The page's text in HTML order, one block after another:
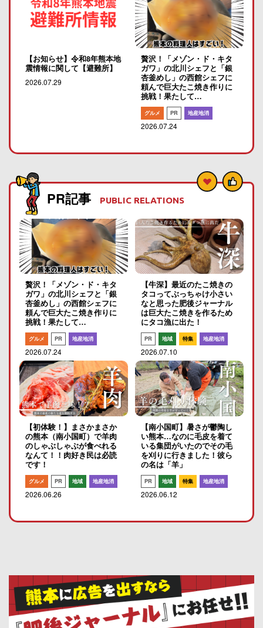
【お知らせ】令和8年熊本地
震情報に関して【避難所】
2026.07.29
贅沢！「メゾン・ド・キタ
ガワ」の北川シェフと「銀
杏釜めし」の西館シェフに
頼んで巨大たこ焼き作りに
挑戦！果たして…
グルメ PR 地産地消
2026.07.24
PR記事 PUBLIC RELATIONS
贅沢！「メゾン・ド・キタ
ガワ」の北川シェフと「銀
杏釜めし」の西館シェフに
頼んで巨大たこ焼き作りに
挑戦！果たして…
グルメ PR 地産地消
2026.07.24
【牛深】最近のたこ焼きの
タコってぶっちゃけ小さい
なと思った肥後ジャーナル
は巨大たこ焼きを作るため
にタコ漁に出た！
PR 地域 特集 地産地消
2026.07.10
【初体験！】まさかまさか
の熊本（南小国町）で羊肉
のしゃぶしゃぶが食べれる
なんて！！肉好き民は必読
です！
グルメ PR 地域 地産地消
2026.06.26
【南小国町】暑さが鬱陶し
い熊本…なのに毛皮を着て
いる集団がいたのでその毛
を刈りに行きました！彼ら
の名は「羊」
PR 地域 特集 地産地消
2026.06.12